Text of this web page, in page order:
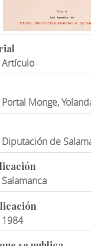
Artículo
Portal Monge,
Diputación de
Salamanca
1984